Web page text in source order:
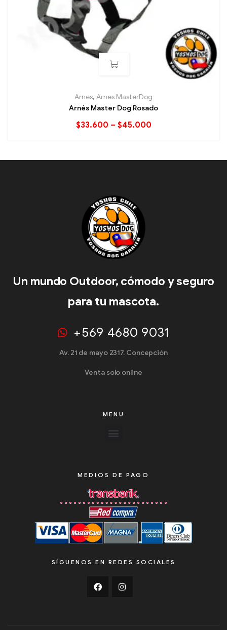
Arnes, Arnes MasterDog
Arnés Master Dog Rosado
$33.600 – $45.000
Un mundo Outdoor, cómodo y seguro
para tu mascota.
+569 4680 9031
Av. 21 de mayo 2317. Concepción
Venta solo online
MENU
MEDIOS DE PAGO
SÍGUENOS EN REDES SOCIALES